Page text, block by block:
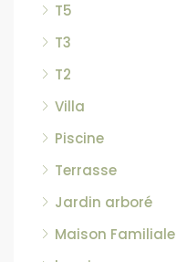
T5
T3
T2
Villa
Piscine
Terrasse
Jardin arboré
Maison Familiale